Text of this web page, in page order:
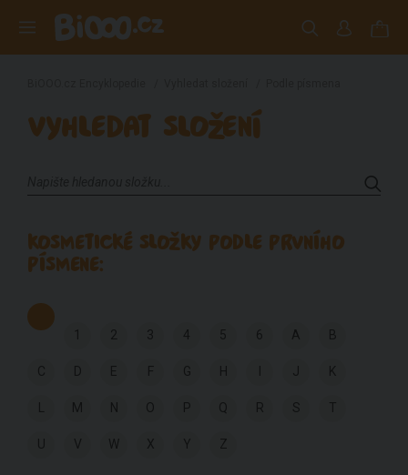
VYHLEDAT SLOŽENÍ
KOSMETICKÉ SLOŽKY PODLE PRVNÍHO
PÍSMENE:
1 2 3 4 5 6 A B
C D E F G H J K
M N O P Q R S T
V W X Y Z